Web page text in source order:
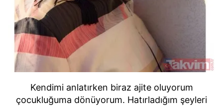
Kendimi anlatırken biraz ajite oluyorum
çocukluğuma dönüyorum. Hatırladığım şeyleri